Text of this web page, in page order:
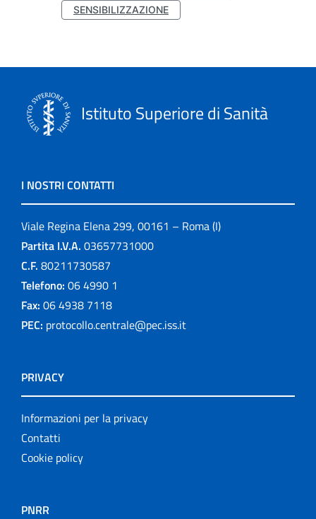
SENSIBILIZZAZIONE
Istituto Superiore di Sanità
I NOSTRI CONTATTI
Viale Regina Elena 299, 00161 – Roma (I)
Partita I.V.A. 03657731000
C.F. 80211730587
Telefono: 06 4990 1
Fax: 06 4938 7118
PEC: protocollo.centrale@pec.iss.it
PRIVACY
Informazioni per la privacy
Contatti
Cookie policy
PNRR